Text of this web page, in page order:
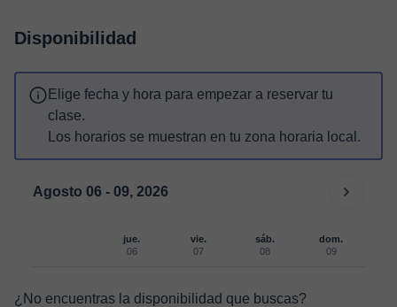
Disponibilidad
Elige fecha y hora para empezar a reservar tu
clase.
Los horarios se muestran en tu zona horaria local.
Agosto 06 - 09, 2026
jue.
06
vie.
07
sáb.
08
dom.
09
¿No encuentras la disponibilidad que buscas?